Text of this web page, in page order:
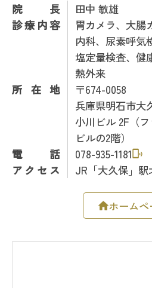
院長
田中 敏雄
診療内容
胃カメラ、大腸
内科、尿素呼気
塩定量検査、健
熱外来
所在地
〒674-0058
兵庫県明石市大
小川ビル 2F（
ビルの2階）
電話
078-935-1181
アクセス
JR「大久保」駅
ホームペ